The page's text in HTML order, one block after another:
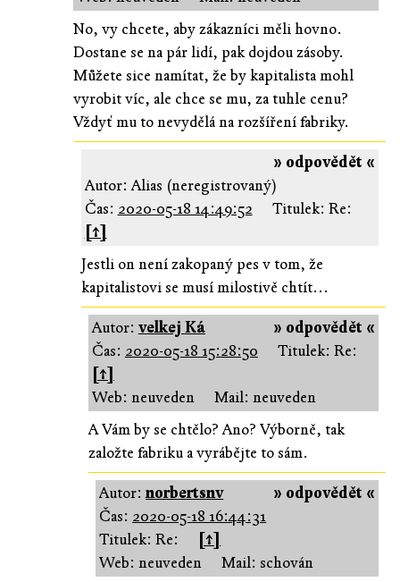
No, vy chcete, aby zákazníci měli hovno.
Dostane se na pár lidí, pak dojdou zásoby.
Můžete sice namítat, že by kapitalista mohl
vyrobit víc, ale chce se mu, za tuhle cenu?
Vždyť mu to nevydělá na rozšíření fabriky.
» odpovědět «
Autor: Alias (neregistrovaný)
Čas: 2020-05-18 14:49:52
Titulek: Re:
[↑]
Jestli on není zakopaný pes v tom, že
kapitalistovi se musí milostivě chtít...
» odpovědět «
Autor: velkej Ká
Čas: 2020-05-18 15:28:50
Titulek: Re:
[↑]
Web: neuveden
Mail: neuveden
A Vám by se chtělo? Ano? Výborně, tak
založte fabriku a vyrábějte to sám.
» odpovědět «
Autor:norbertsnv
Čas: 2020-05-18 16:44:31
Titulek: Re:
[↑]
Web: neuveden
Mail: schován